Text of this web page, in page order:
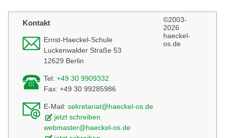
Kontakt
Ernst-Haeckel-Schule
Luckenwalder Straße 53
12629 Berlin
Tel: +49 30 9909332
Fax: +49 30 99285986
E-Mail: sekretariat@haeckel-os.de
jetzt schreiben
webmaster@haeckel-os.de
©2003-
2026
haeckel-
os.de